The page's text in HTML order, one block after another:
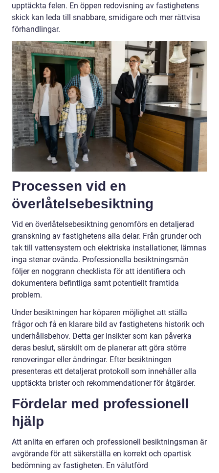
upptäckta felen. En öppen redovisning av fastighetens
skick kan leda till snabbare, smidigare och mer rättvisa
förhandlingar.
Processen vid en
överlåtelsebesiktning
Vid en överlåtelsebesiktning genomförs en detaljerad
granskning av fastighetens alla delar. Från grunder och
tak till vattensystem och elektriska installationer, lämnas
inga stenar ovända. Professionella besiktningsmän
följer en noggrann checklista för att identifiera och
dokumentera befintliga samt potentiellt framtida
problem.
Under besiktningen har köparen möjlighet att ställa
frågor och få en klarare bild av fastighetens historik och
underhållsbehov. Detta ger insikter som kan påverka
deras beslut, särskilt om de planerar att göra större
renoveringar eller ändringar. Efter besiktningen
presenteras ett detaljerat protokoll som innehåller alla
upptäckta brister och rekommendationer för åtgärder.
Fördelar med professionell
hjälp
Att anlita en erfaren och professionell besiktningsman är
avgörande för att säkerställa en korrekt och opartisk
bedömning av fastigheten. En välutförd